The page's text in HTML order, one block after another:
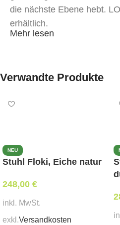
die nächste Ebene hebt.
erhältlich.
Mehr lesen
Verwandte Produkte
NEU
Stuhl Floki, Eiche natur
248,00 €
inkl. MwSt.
exkl.Versandkosten